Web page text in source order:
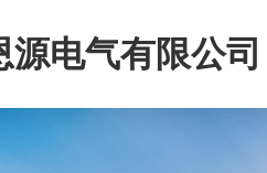
源电气有限公司